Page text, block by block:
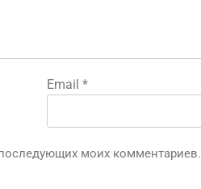
Email *
моих комментариев.